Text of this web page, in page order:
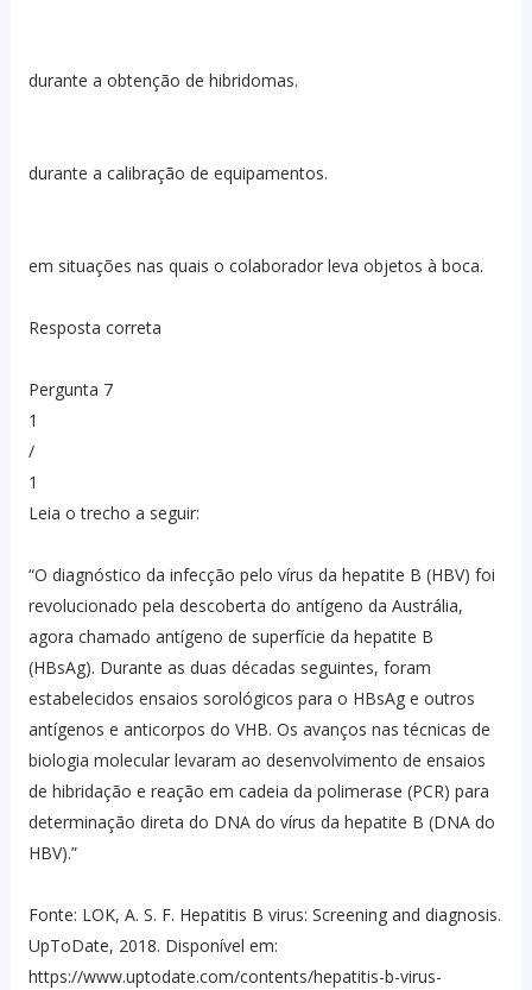
durante a obtenção de hibridomas.
durante a calibração de equipamentos.
em situações nas quais o colaborador leva objetos à boca.
Resposta correta
Pergunta 7
1
/
1
Leia o trecho a seguir:
“O diagnóstico da infecção pelo vírus da hepatite B (HBV) foi
revolucionado pela descoberta do antígeno da Austrália,
agora chamado antígeno de superfície da hepatite B
(HBsAg). Durante as duas décadas seguintes, foram
estabelecidos ensaios sorológicos para o HBsAg e outros
antígenos e anticorpos do VHB. Os avanços nas técnicas de
biologia molecular levaram ao desenvolvimento de ensaios
de hibridação e reação em cadeia da polimerase (PCR) para
determinação direta do DNA do vírus da hepatite B (DNA do
HBV).”
Fonte: LOK, A. S. F. Hepatitis B virus: Screening and diagnosis.
UpToDate, 2018. Disponível em:
https://www.uptodate.com/contents/hepatitis-b-virus-